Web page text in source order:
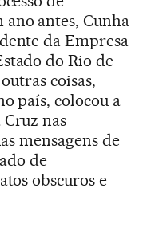
ano antes, Cunha
da Empresa
do Rio de
coisas,
país, colocou a
nas
mensagens de
de
obscuros e